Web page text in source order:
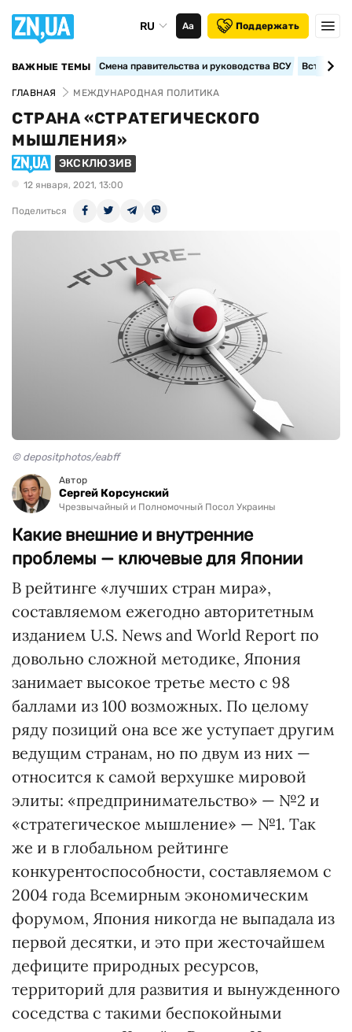
RU Аа Поддержать
ВАЖНЫЕ ТЕМЫ Смена правительства и руководства ВСУ
ГЛАВНАЯ МЕЖДУНАРОДНАЯ ПОЛИТИКА
СТРАНА «СТРАТЕГИЧЕСКОГО
МЫШЛЕНИЯ»
ЭКСКЛЮЗИВ
12 января, 2021, 13:00
Поделиться
© depositphotos/eabff
Автор
Сергей Корсунский
Чрезвычайный и Полномочный Посол Украины
Какие внешние и внутренние
проблемы — ключевые для Японии
В рейтинге «лучших стран мира»,
составляемом ежегодно авторитетным
изданием U.S. News and World Report по
довольно сложной методике, Япония
занимает высокое третье место с 98
баллами из 100 возможных. По целому
ряду позиций она все же уступает другим
ведущим странам, но по двум из них —
относится к самой верхушке мировой
элиты: «предпринимательство» — №2 и
«стратегическое мышление» — №1. Так
же и в глобальном рейтинге
конкурентоспособности, составляемом с
2004 года Всемирным экономическим
форумом, Япония никогда не выпадала из
первой десятки, и это при жесточайшем
дефиците природных ресурсов,
территорий для развития и вынужденного
соседства с такими беспокойными